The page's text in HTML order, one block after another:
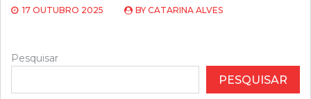
17 OUTUBRO 2025 BY CATARINA ALVES
Pesquisar
PESQUISAR